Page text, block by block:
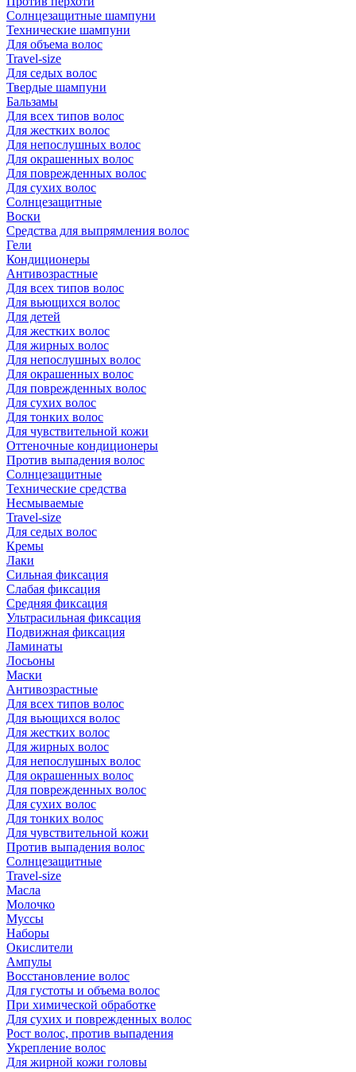
Солнцезащитные шампуни
Технические шампуни
Для объема волос
Travel-size
Для седых волос
Твердые шампуни
Бальзамы
Для всех типов волос
Для жестких волос
Для непослушных волос
Для окрашенных волос
Для поврежденных волос
Для сухих волос
Солнцезащитные
Воски
Средства для выпрямления волос
Гели
Кондиционеры
Антивозрастные
Для всех типов волос
Для вьющихся волос
Для детей
Для жестких волос
Для жирных волос
Для непослушных волос
Для окрашенных волос
Для поврежденных волос
Для сухих волос
Для тонких волос
Для чувствительной кожи
Оттеночные кондиционеры
Против выпадения волос
Солнцезащитные
Технические средства
Несмываемые
Travel-size
Для седых волос
Кремы
Лаки
Сильная фиксация
Слабая фиксация
Средняя фиксация
Ультрасильная фиксация
Подвижная фиксация
Ламинаты
Лосьоны
Маски
Антивозрастные
Для всех типов волос
Для вьющихся волос
Для жестких волос
Для жирных волос
Для непослушных волос
Для окрашенных волос
Для поврежденных волос
Для сухих волос
Для тонких волос
Для чувствительной кожи
Против выпадения волос
Солнцезащитные
Travel-size
Масла
Молочко
Муссы
Наборы
Окислители
Ампулы
Восстановление волос
Для густоты и объема волос
При химической обработке
Для сухих и поврежденных волос
Рост волос, против выпадения
Укрепление волос
Для жирной кожи головы